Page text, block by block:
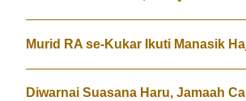
Murid RA se-Kukar Ikuti Manasik
Diwarnai Suasana Haru, Jamaah